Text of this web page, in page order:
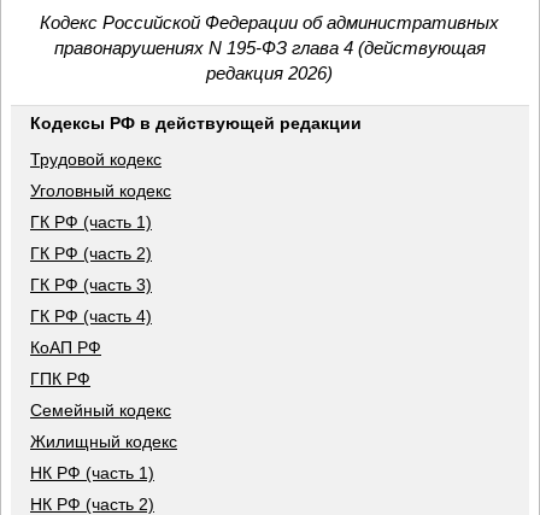
Кодекс Российской Федерации об административных
правонарушениях N 195-ФЗ глава 4 (действующая
редакция 2026)
Кодексы РФ в действующей редакции
Трудовой кодекс
Уголовный кодекс
ГК РФ (часть 1)
ГК РФ (часть 2)
ГК РФ (часть 3)
ГК РФ (часть 4)
КоАП РФ
ГПК РФ
Семейный кодекс
Жилищный кодекс
НК РФ (часть 1)
НК РФ (часть 2)